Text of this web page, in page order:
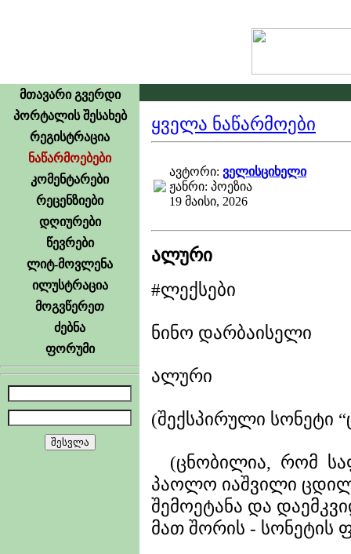
მთავარი გვერდი
პორტალის შესახებ
რეგისტრაცია
ნაწარმოებები
კომენტარები
რეცენზიები
დღიურები
წევრები
ლიტ-მოვლენა
ილუსტრაცია
მოგვწერეთ
ძებნა
ფორუმი
ყველა ნაწარმოები
ავტორი: ველისციხელი
ჟანრი: პოეზია
19 მაისი, 2026
ალური
#ლექსები
ნინო დარბაისელი
ალური
(შექსპირული სონეტი
(ცნობილია, რომ
პაოლო იაშვილი
შემოეტანა და
მათ შორის - სონეტის